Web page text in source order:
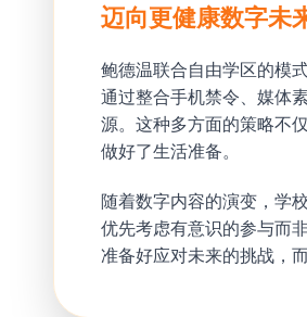
迈向更健康数字未
鲍德温联合自由学区的模
通过整合手机禁令、媒体
源。这种多方面的策略不
做好了生活准备。
随着数字内容的演变，学
优先考虑有意识的参与而
准备好应对未来的挑战，